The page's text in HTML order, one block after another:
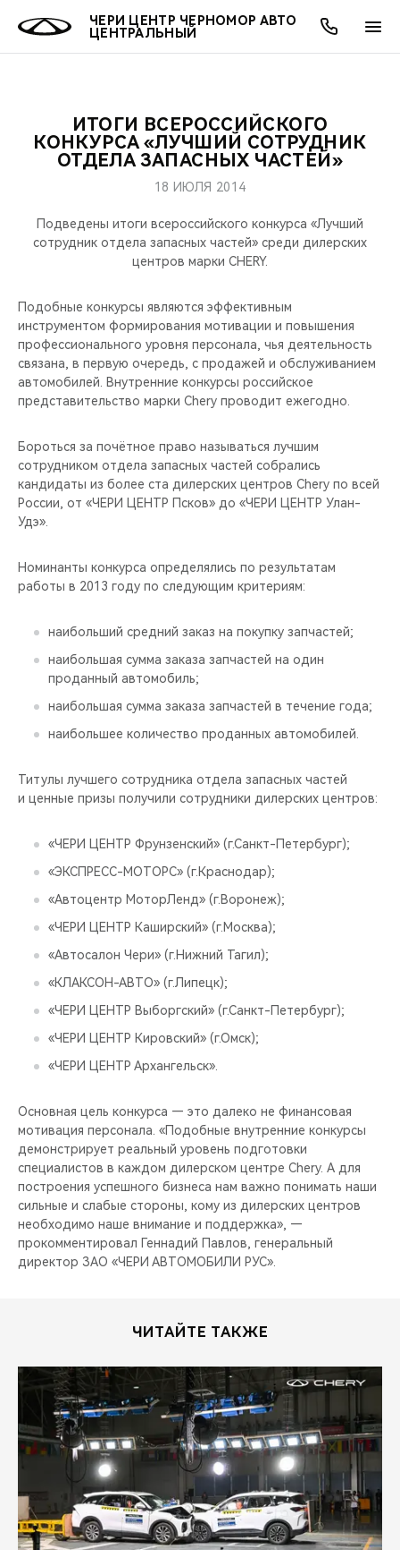
ЧЕРИ ЦЕНТР ЧЕРНОМОР АВТО
ЦЕНТРАЛЬНЫЙ
МОДЕЛИ
КРОССОВЕРЫ
НОВИНКИ
О КОМПАНИИ
МЫ В СОЦСЕТЯХ
ПОКУПАТЕЛЯМ
КРЕДИТ И СТРАХОВАНИЕ
ВЛАДЕЛЬЦАМ
ЗАПЧАСТИ И АКСЕССУАРЫ
ТЕХНИЧЕСКОЕ ОБСЛУЖИВАНИЕ
МИР CHERY
CHERY В СОЦСЕТЯХ
БЛАГОТВОРИТЕЛЬНОСТЬ
CHERY REMOTE
CHERY CONNECT
НАШИ МЕРОПРИЯТИЯ
ОНЛАЙН СЕРВИСЫ
ИТОГИ ВСЕРОССИЙСКОГО
КОНКУРСА «ЛУЧШИЙ СОТРУДНИК
ОТДЕЛА ЗАПАСНЫХ ЧАСТЕЙ»
18 ИЮЛЯ 2014
Подведены итоги всероссийского конкурса «Лучший
сотрудник отдела запасных частей» среди дилерских
центров марки CHERY.
Подобные конкурсы являются эффективным
инструментом формирования мотивации и повышения
профессионального уровня персонала, чья деятельность
связана, в первую очередь, с продажей и обслуживанием
автомобилей. Внутренние конкурсы российское
представительство марки Chery проводит ежегодно.
Бороться за почётное право называться лучшим
сотрудником отдела запасных частей собрались
кандидаты из более ста дилерских центров Chery по всей
России, от «ЧЕРИ ЦЕНТР Псков» до «ЧЕРИ ЦЕНТР Улан-
Удэ».
Номинанты конкурса определялись по результатам
работы в 2013 году по следующим критериям:
наибольший средний заказ на покупку запчастей;
наибольшая сумма заказа запчастей на один
проданный автомобиль;
наибольшая сумма заказа запчастей в течение года;
наибольшее количество проданных автомобилей.
Титулы лучшего сотрудника отдела запасных частей
и ценные призы получили сотрудники дилерских центров:
«ЧЕРИ ЦЕНТР Фрунзенский» (г.Санкт-Петербург);
«ЭКСПРЕСС-МОТОРС» (г.Краснодар);
«Автоцентр МоторЛенд» (г.Воронеж);
«ЧЕРИ ЦЕНТР Каширский» (г.Москва);
«Автосалон Чери» (г.Нижний Тагил);
«КЛАКСОН-АВТО» (г.Липецк);
«ЧЕРИ ЦЕНТР Выборгский» (г.Санкт-Петербург);
«ЧЕРИ ЦЕНТР Кировский» (г.Омск);
«ЧЕРИ ЦЕНТР Архангельск».
Основная цель конкурса — это далеко не финансовая
мотивация персонала. «Подобные внутренние конкурсы
демонстрирует реальный уровень подготовки
специалистов в каждом дилерском центре Chery. А для
построения успешного бизнеса нам важно понимать наши
сильные и слабые стороны, кому из дилерских центров
необходимо наше внимание и поддержка», —
прокомментировал Геннадий Павлов, генеральный
директор ЗАО «ЧЕРИ АВТОМОБИЛИ РУС».
ЧИТАЙТЕ ТАКЖЕ